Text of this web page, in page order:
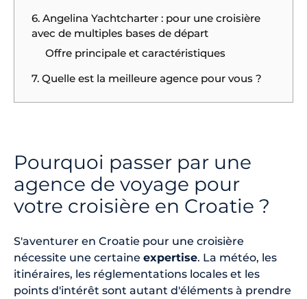
6. Angelina Yachtcharter : pour une croisière
avec de multiples bases de départ
Offre principale et caractéristiques
7. Quelle est la meilleure agence pour vous ?
Pourquoi passer par une
agence de voyage pour
votre croisière en Croatie ?
S'aventurer en Croatie pour une croisière
nécessite une certaine expertise. La météo, les
itinéraires, les réglementations locales et les
points d'intérêt sont autant d'éléments à prendre